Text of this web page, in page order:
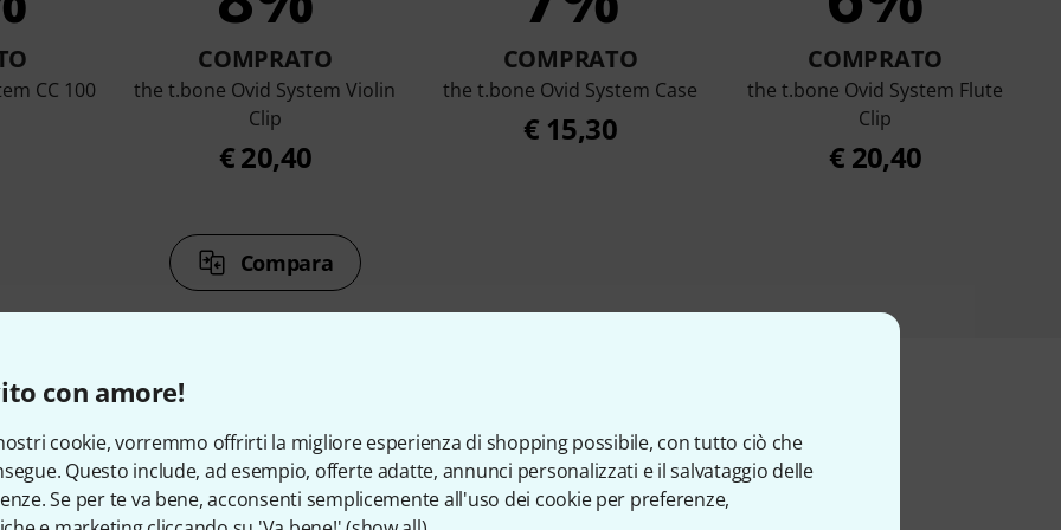
con amore!
cookie, vorremmo offrirti la migliore esperienza di shopping possibile, con tutto ciò che
Questo include, ad esempio, offerte adatte, annunci personalizzati e il salvataggio delle
Se per te va bene, acconsenti semplicemente all'uso dei cookie per preferenze,
CC 100
COMPRATO
the t.bone Ovid System Violin
Clip
€ 20,40
COMPRATO
the t.bone Ovid System Case
€ 15,30
COMPRATO
the t.bone Ovid System Flute
Clip
€ 20,40
Compara
e articoli coordinati